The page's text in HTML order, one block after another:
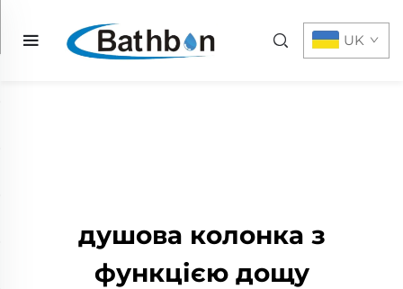
UK
душова колонка з
функцією дощу